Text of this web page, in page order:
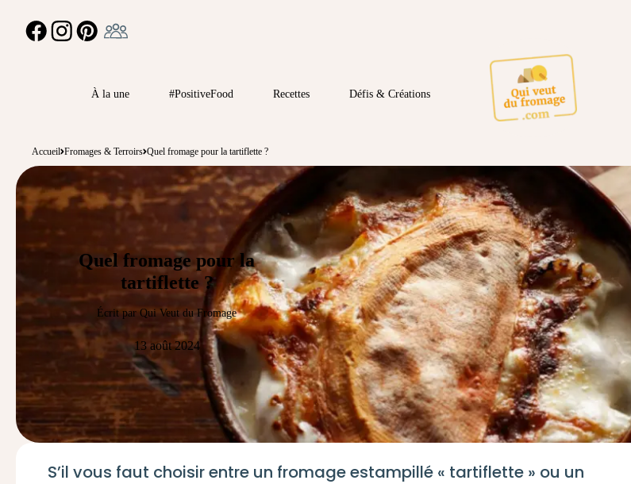
FACEBOOKINSTAGRAMPINTEREST
À la une #PositiveFood Recettes Défis & Créations
Accueil Fromages & Terroirs Quel fromage pour la tartiflette ?
Quel fromage pour la
tartiflette ?
Écrit par Qui Veut du Fromage
13 août 2024
S’il vous faut choisir entre un fromageestampillé « tartiflette » ou un